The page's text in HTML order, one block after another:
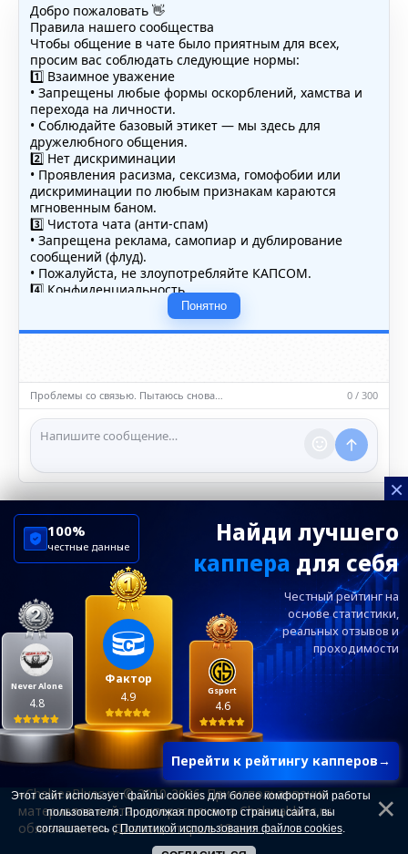
Добро пожаловать 👋
Правила нашего сообщества
Чтобы общение в чате было приятным для всех,
просим вас соблюдать следующие нормы:
1️⃣ Взаимное уважение
• Запрещены любые формы оскорблений, хамства и
перехода на личности.
• Соблюдайте базовый этикет — мы здесь для
дружелюбного общения.
2️⃣ Нет дискриминации
• Проявления расизма, сексизма, гомофобии или
дискриминации по любым признакам караются
мгновенным баном.
3️⃣ Чистота чата (анти-спам)
• Запрещена реклама, самопиар и дублирование
сообщений (флуд).
• Пожалуйста, не злоупотребляйте КАПСОМ.
4️⃣ Конфиденциальность
• Не публикуйте личные данные — свои или чужие
(телефоны, адреса, документы).
5️⃣ Уместность контента
насилию.
ℹ️ Модераторы и администраторы вправе удалять
сообщения и ограничивать доступ к чату при
нарушении правил.
Понятно
Проблемы со связью. Пытаюсь снова… 0 / 300
×
Найди лучшего
каппера для себя
Честный рейтинг на
основе статистики,
реальныхотзывов и
проходимости
Перейти к рейтингу капперов→
Фактор
4.9
Never Alone
4.8
Gsport
4.6
100%
честные данные
ChelseaBluesRu
ФК Челси
Посетителям
Информация
Ежевечерний дайджест главных новостей от
редакции ChelseaBlues.ru — подписывайтесь!
«ChelseaBlues.ru © 2010-2026. При использовании
материалов сайта, гиперссылка на Chelseablues.ru
обязательна». Для лиц старше 18 лет.
Этот сайт использует файлы cookies для более комфортной работы
пользователя. Продолжая просмотр страниц сайта, вы
соглашаетесь сПолитикой использования файлов cookies.